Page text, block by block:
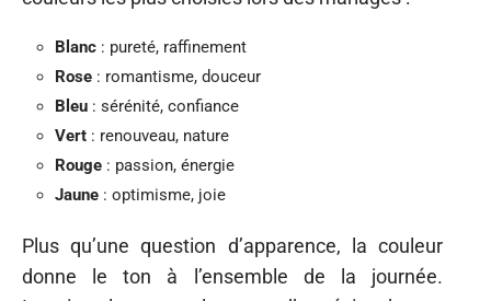
Blanc : pureté, raffinement
Rose : romantisme, douceur
Bleu : sérénité, confiance
Vert : renouveau, nature
Rouge : passion, énergie
Jaune : optimisme, joie
Plus qu’une question d’apparence, la couleur
donne le ton à l’ensemble de la journée.